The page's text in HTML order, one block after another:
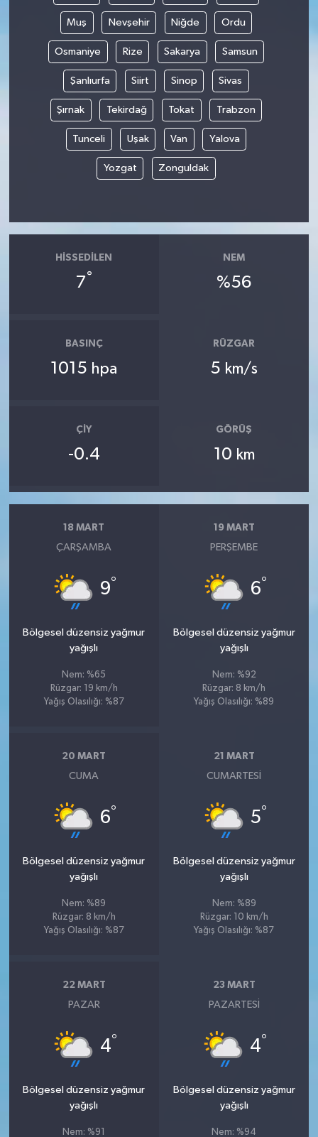
Muş Nevşehir Niğde Ordu
Osmaniye Rize Sakarya Samsun
Şanlıurfa Siirt Sinop Sivas
Şırnak Tekirdağ Tokat Trabzon
Tunceli Uşak Van Yalova
Yozgat Zonguldak
HISSEDILEN
7°
NEM
%56
BASINÇ
1015 hpa
RÜZGAR
5 km/s
ÇIY
-0.4
GÖRÜŞ
10 km
18 MART
ÇARŞAMBA
9°
Bölgesel düzensiz yağmur
yağışlı
Nem: %65
Rüzgar: 19 km/h
Yağış Olasılığı: %87
19 MART
PERŞEMBE
6°
Bölgesel düzensiz yağmur
yağışlı
Nem: %92
Rüzgar: 8 km/h
Yağış Olasılığı: %89
20 MART
CUMA
6°
Bölgesel düzensiz yağmur
yağışlı
Nem: %89
Rüzgar: 8 km/h
Yağış Olasılığı: %87
21 MART
CUMARTESI
5°
Bölgesel düzensiz yağmur
yağışlı
Nem: %89
Rüzgar: 10 km/h
Yağış Olasılığı: %87
22 MART
PAZAR
4°
Bölgesel düzensiz yağmur
yağışlı
Nem: %91
23 MART
PAZARTESI
4°
Bölgesel düzensiz yağmur
yağışlı
Nem: %94